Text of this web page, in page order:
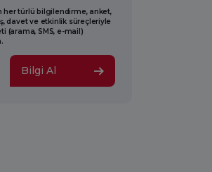
her türlü bilgilendirme, anket,
davet ve etkinlik süreçleriyle
(arama, SMS, e-mail)
Bilgi Al